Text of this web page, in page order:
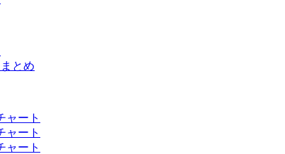
とめ
ャート
ャート
ャート